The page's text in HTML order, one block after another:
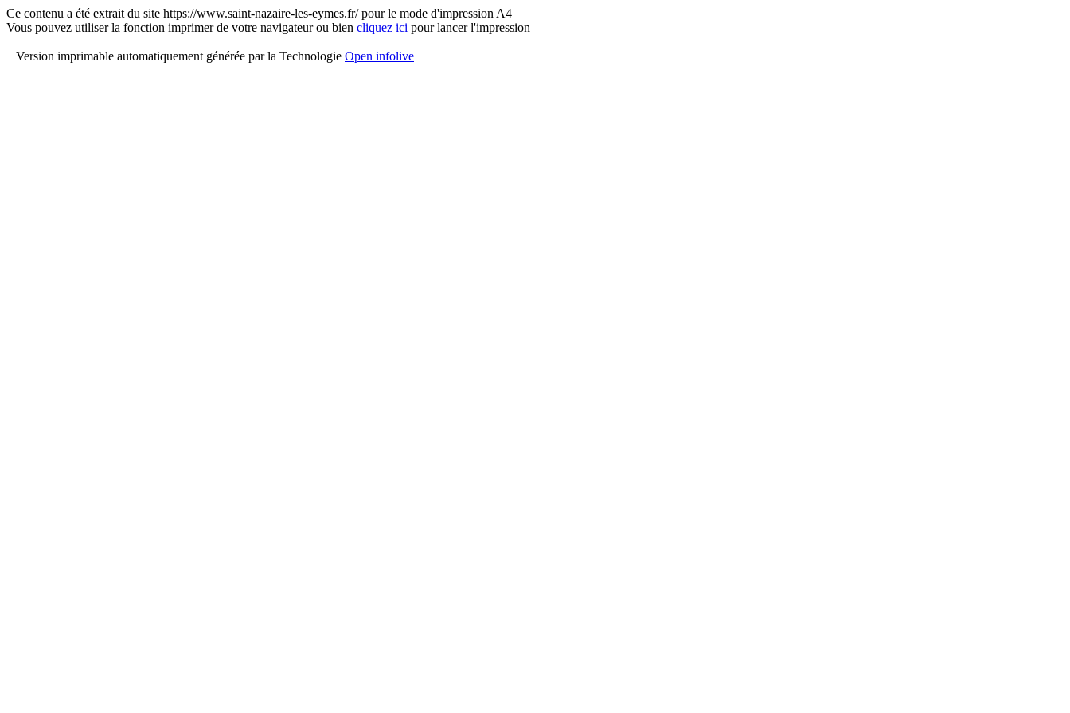
Ce contenu a été extrait du site https://www.saint-nazaire-les-eymes.fr/ pour le mode d'impression A4
Vous pouvez utiliser la fonction imprimer de votre navigateur ou bien cliquez ici pour lancer l'impression
Version imprimable automatiquement générée par la Technologie Open infolive